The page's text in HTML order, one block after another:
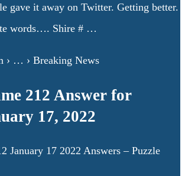
gave it away on Twitter. Getting better.
words…. Shire # …
› … › Breaking News
212 Answer for
17, 2022
January 17 2022 Answers – Puzzle